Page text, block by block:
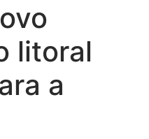
litoral
a